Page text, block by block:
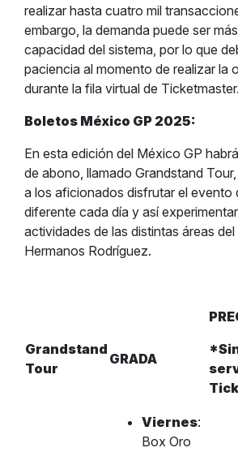
realizar hasta cuatro mil
embargo, la demanda puede ser
capacidad del sistema, por lo que
paciencia al momento de realizar la
durante la fila virtual de Ticketmaster.
Boletos México GP 2025:
En esta edición del México GP
de abono, llamado Grandstand
a los aficionados disfrutar el evento
diferente cada día y así
actividades de las distintas áreas
Hermanos Rodríguez.
Grandstand
Tour
GRADA
Viernes:
Box Oro